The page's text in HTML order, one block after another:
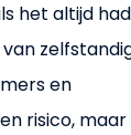
het altijd
en
risico, maar